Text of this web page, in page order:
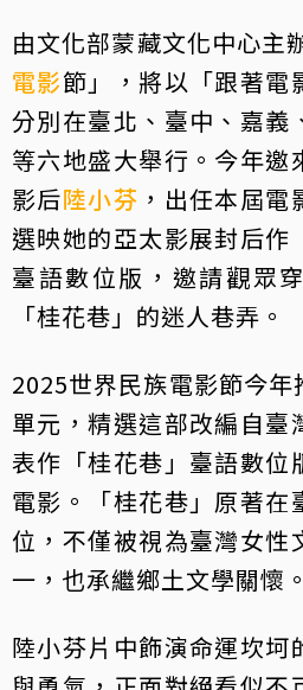
由文化部蒙藏文化中心主
電影節」，將以「跟著電
分別在臺北、臺中、嘉義
等六地盛大舉行。今年
影后陸小芬 ，出任本屆
選映她的亞太影展封后作
臺語數位版，邀請觀眾
「桂花巷」的迷人巷弄。
2025世界民族電影節今年
單元，精選這部改編自臺
表作「桂花巷」臺語數位
電影。「桂花巷」原著在
位，不僅被視為臺灣女性
一，也承繼鄉土文學關懷。
陸小芬片中飾演命運坎坷